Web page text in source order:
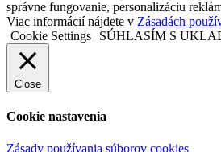
správne fungovanie, personalizáciu
Viac informácií nájdete v Zásadách
Cookie Settings
SÚHLASÍM S
Close
Cookie nastavenia
Zásady používania súborov cookies